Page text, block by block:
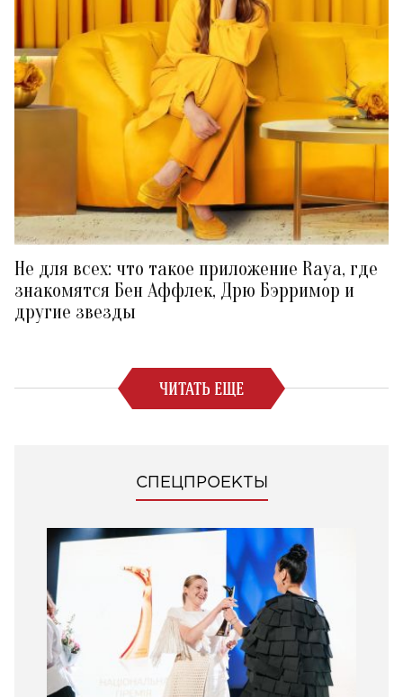
Не для всех: что такое приложение Raya, где
знакомятся Бен Аффлек, Дрю Бэрримор и
другие звезды
ЧИТАТЬ ЕЩЕ
СПЕЦПРОЕКТЫ